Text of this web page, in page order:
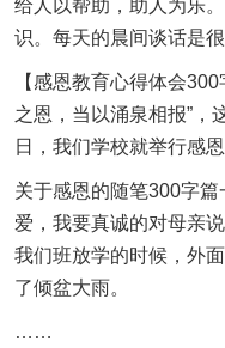
给人以帮助，助人为乐
识。每天的晨间谈话是
【感恩教育心得体会
之恩，当以涌泉相报”，
日，我们学校就举行感恩
关于感恩的随笔300字
爱，我要真诚的对母亲
我们班放学的时候，外
了倾盆大雨。
……